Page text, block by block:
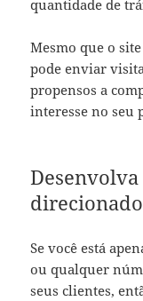
quantidade de
Mesmo que o
pode enviar
propensos a
interesse no seu
Se você está
ou qualquer
seus clientes,